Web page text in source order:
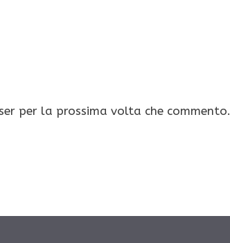
per la prossima volta che commento.